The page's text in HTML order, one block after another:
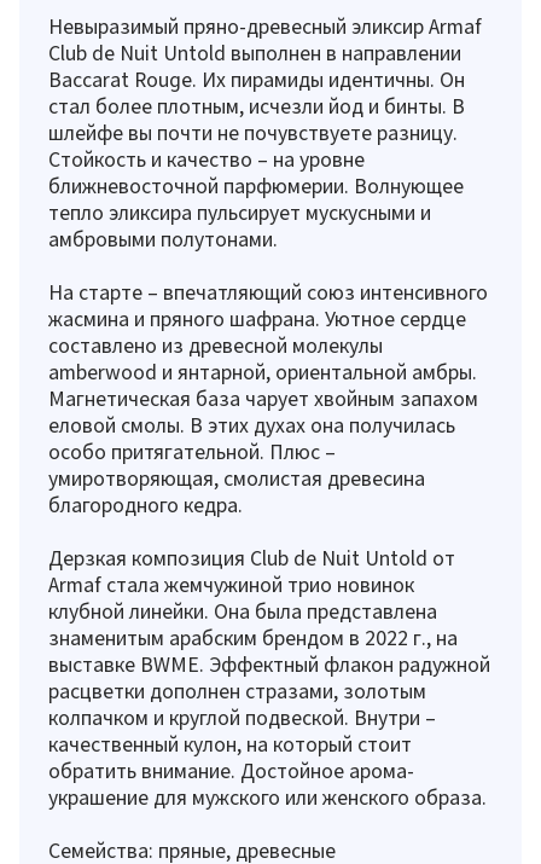
Невыразимый пряно-древесный эликсир Armaf
Club de Nuit Untold выполнен в направлении
Baccarat Rouge. Их пирамиды идентичны. Он
стал более плотным, исчезли йод и бинты. В
шлейфе вы почти не почувствуете разницу.
Стойкость и качество – на уровне
ближневосточной парфюмерии. Волнующее
тепло эликсира пульсирует мускусными и
амбровыми полутонами.
На старте – впечатляющий союз интенсивного
жасмина и пряного шафрана. Уютное сердце
составлено из древесной молекулы
amberwood и янтарной, ориентальной амбры.
Магнетическая база чарует хвойным запахом
еловой смолы. В этих духах она получилась
особо притягательной. Плюс –
умиротворяющая, смолистая древесина
благородного кедра.
Дерзкая композиция Club de Nuit Untold от
Armaf стала жемчужиной трио новинок
клубной линейки. Она была представлена
знаменитым арабским брендом в 2022 г., на
выставке BWME. Эффектный флакон радужной
расцветки дополнен стразами, золотым
колпачком и круглой подвеской. Внутри –
качественный кулон, на который стоит
обратить внимание. Достойное арома-
украшение для мужского или женского образа.
Семейства: пряные, древесные